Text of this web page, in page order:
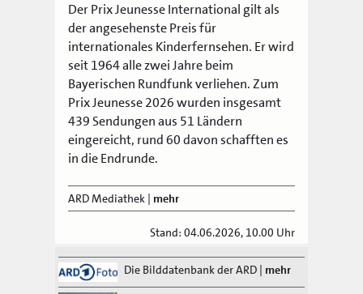
Der Prix Jeunesse International gilt als
der angesehenste Preis für
internationales Kinderfernsehen. Er wird
seit 1964 alle zwei Jahre beim
Bayerischen Rundfunk verliehen. Zum
Prix Jeunesse 2026 wurden insgesamt
439 Sendungen aus 51 Ländern
eingereicht, rund 60 davon schafften es
in die Endrunde.
ARD Mediathek | mehr
Stand: 04.06.2026, 10.00 Uhr
Die Bilddatenbank der ARD | mehr